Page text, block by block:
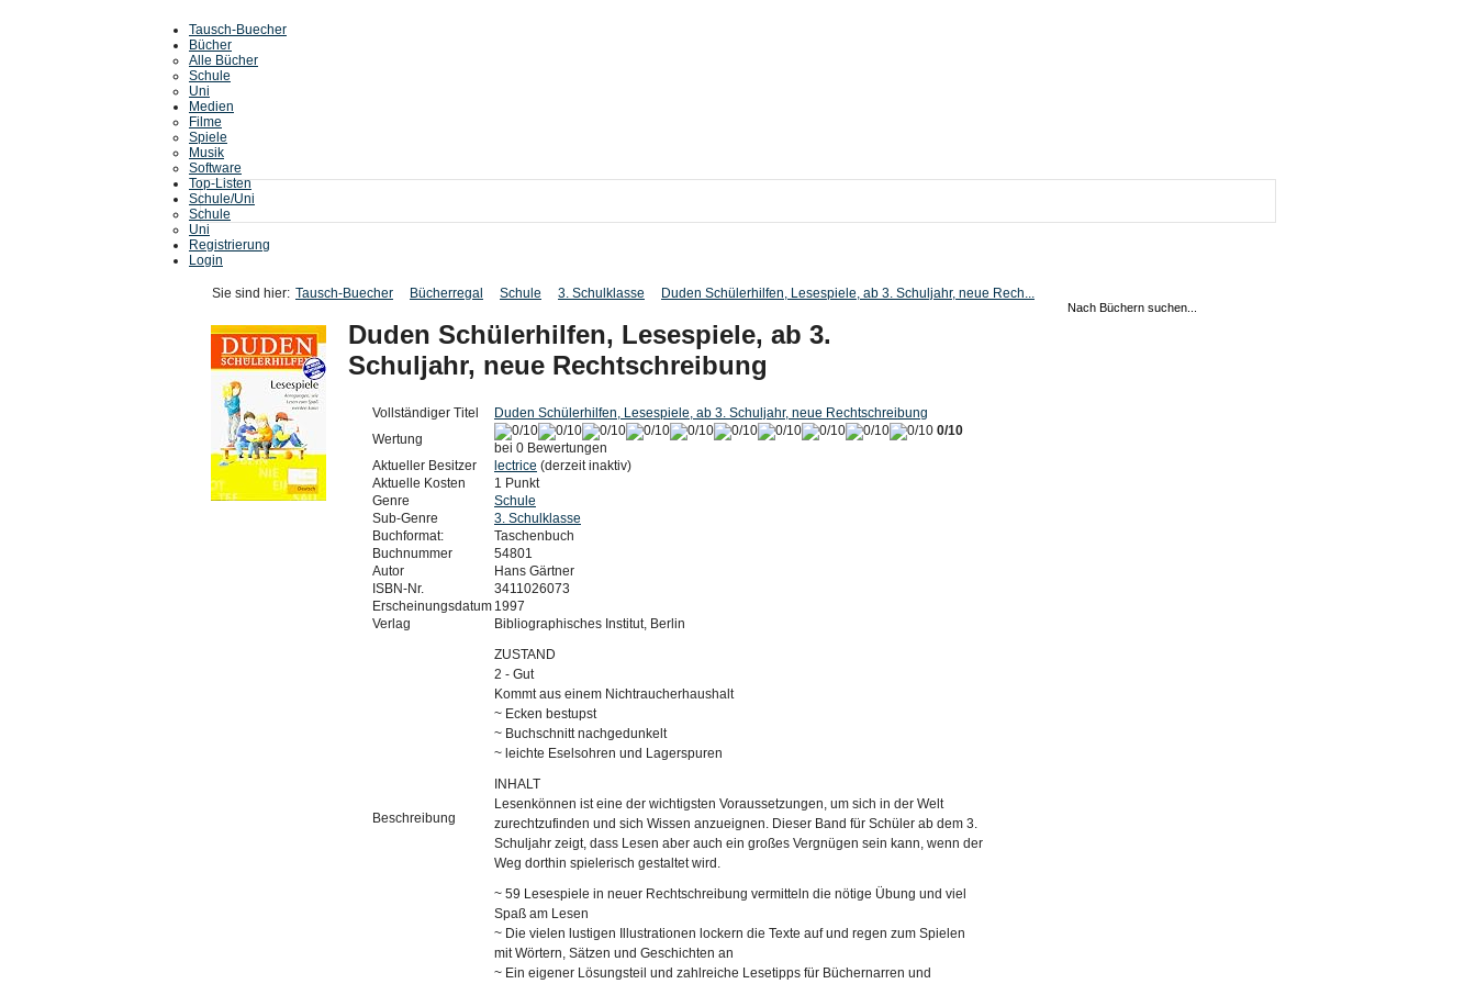
Tausch-Buecher
Bücher
Alle Bücher
Schule
Uni
Medien
Filme
Spiele
Musik
Software
Top-Listen
Schule/Uni
Schule
Uni
Registrierung
Login
Sie sind hier: Tausch-Buecher Bücherregal Schule 3. Schulklasse Duden Schülerhilfen, Lesespiele, ab 3. Schuljahr, neue Rech...
Duden Schülerhilfen, Lesespiele, ab 3.
Schuljahr, neue Rechtschreibung
Vollständiger Titel
Duden Schülerhilfen, Lesespiele, ab 3. Schuljahr, neue Rechtschreibung
Wertung
0/10
bei 0 Bewertungen
Aktueller Besitzer
lectrice (derzeit inaktiv)
Aktuelle Kosten
1 Punkt
Genre
Schule
Sub-Genre
3. Schulklasse
Buchformat:
Taschenbuch
Buchnummer
54801
Autor
Hans Gärtner
ISBN-Nr.
3411026073
Erscheinungsdatum 1997
Verlag
Bibliographisches Institut, Berlin
Beschreibung
ZUSTAND
2 - Gut
Kommt aus einem Nichtraucherhaushalt
~ Ecken bestupst
~ Buchschnitt nachgedunkelt
~ leichte Eselsohren und Lagerspuren
INHALT
Lesenkönnen ist eine der wichtigsten Voraussetzungen, um sich in der Welt
zurechtzufinden und sich Wissen anzueignen. Dieser Band für Schüler ab dem 3.
Schuljahr zeigt, dass Lesen aber auch ein großes Vergnügen sein kann, wenn der
Weg dorthin spielerisch gestaltet wird.
~ 59 Lesespiele in neuer Rechtschreibung vermitteln die nötige Übung und viel
Spaß am Lesen
~ Die vielen lustigen Illustrationen lockern die Texte auf und regen zum Spielen
mit Wörtern, Sätzen und Geschichten an
~ Ein eigener Lösungsteil und zahlreiche Lesetipps für Büchernarren und